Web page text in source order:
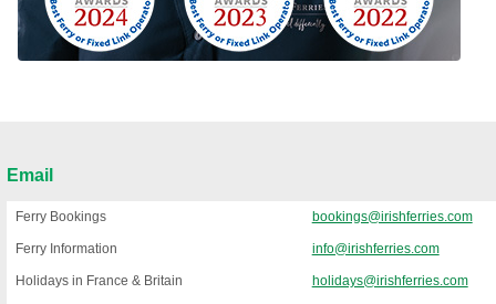
Email
Ferry Bookings bookings@irishferries.com
Ferry Information info@irishferries.com
Holidays in France & Britain holidays@irishferries.com